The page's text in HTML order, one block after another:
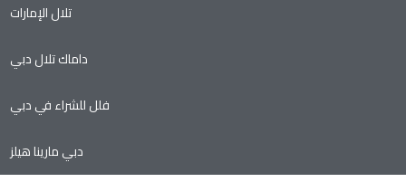
تلال الإمارات
داماك تلال دبي
فلل للشراء في دبي
دبي مارينا هيلز